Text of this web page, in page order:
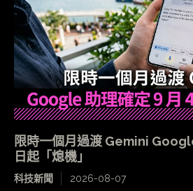
限時一個月過渡 Gemini
日起「熄機」
科技新聞 2026-08-07